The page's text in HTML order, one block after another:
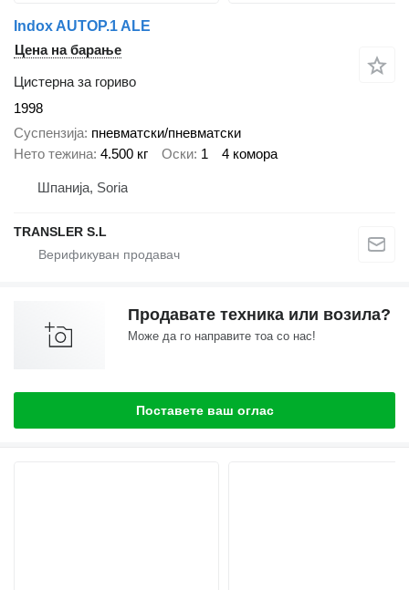
Indox AUTOP.1 ALE
Цена на барање
Цистерна за гориво
1998
Суспензија пневматски/пневматски
Нето тежина 4.500 кг Оски 1 4 комора
Шпанија, Soria
TRANSLER S.L
Продавате техника или возила?
Може да го направите тоа со нас!
Поставете ваш оглас